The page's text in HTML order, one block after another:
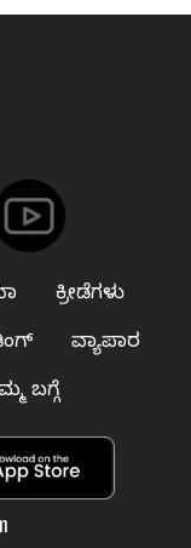
ಕ್ರೀಡೆಗಳು
ವ್ಯಾಪಾರ
ಬಗ್ಗೆ